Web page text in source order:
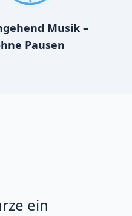
Musik –
Pausen
ein